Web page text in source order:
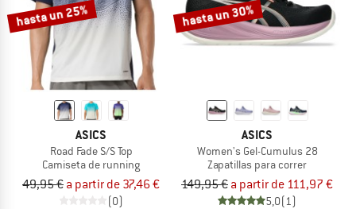
hasta un 25%
ASICS
Road Fade S/S Top
Camiseta de running
49,95 € a partir de 37,46 €
(0)
hasta un 30%
ASICS
Women's Gel-Cumulus 28
Zapatillas para correr
149,95 € a partir de 111,97 €
5,0(1)